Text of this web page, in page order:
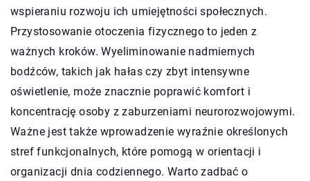
wspieraniu rozwoju ich umiejętności społecznych.
Przystosowanie otoczenia fizycznego to jeden z
ważnych kroków. Wyeliminowanie nadmiernych
bodźców, takich jak hałas czy zbyt intensywne
oświetlenie, może znacznie poprawić komfort i
koncentrację osoby z zaburzeniami neurorozwojowymi.
Ważne jest także wprowadzenie wyraźnie określonych
stref funkcjonalnych, które pomogą w orientacji i
organizacji dnia codziennego. Warto zadbać o